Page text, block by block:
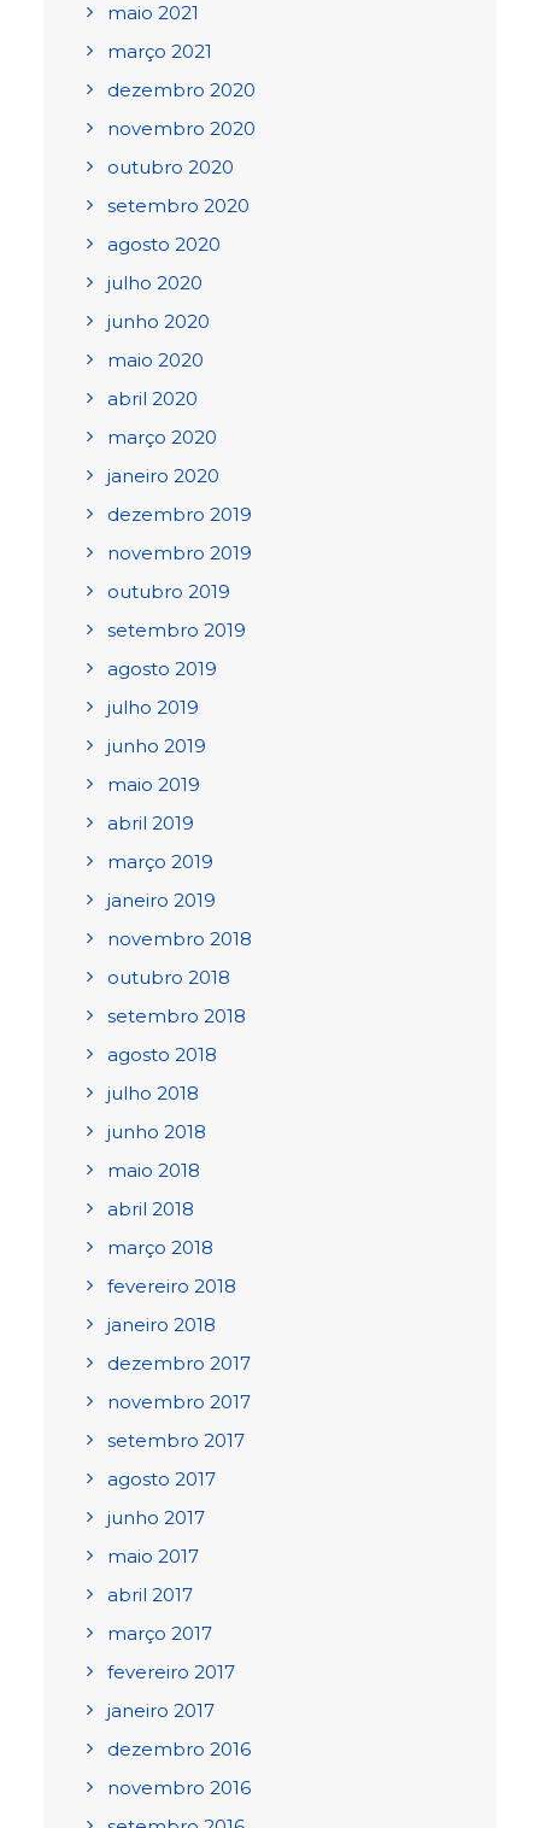
maio 2021
março 2021
dezembro 2020
novembro 2020
outubro 2020
setembro 2020
agosto 2020
julho 2020
junho 2020
maio 2020
abril 2020
março 2020
janeiro 2020
dezembro 2019
novembro 2019
outubro 2019
setembro 2019
agosto 2019
julho 2019
junho 2019
maio 2019
abril 2019
março 2019
janeiro 2019
novembro 2018
outubro 2018
setembro 2018
agosto 2018
julho 2018
junho 2018
maio 2018
abril 2018
março 2018
fevereiro 2018
janeiro 2018
dezembro 2017
novembro 2017
setembro 2017
agosto 2017
junho 2017
maio 2017
abril 2017
março 2017
fevereiro 2017
janeiro 2017
dezembro 2016
novembro 2016